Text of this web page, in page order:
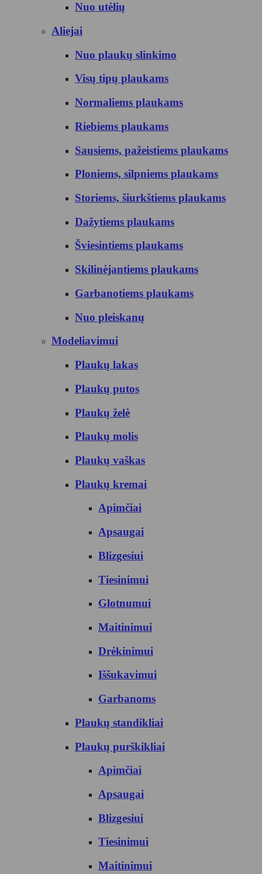
Nuo utėlių
Aliejai
Nuo plaukų slinkimo
Visų tipų plaukams
Normaliems plaukams
Riebiems plaukams
Sausiems, pažeistiems plaukams
Ploniems, silpniems plaukams
Storiems, šiurkštiems plaukams
Dažytiems plaukams
Šviesintiems plaukams
Skilinėjantiems plaukams
Garbanotiems plaukams
Nuo pleiskanų
Modeliavimui
Plaukų lakas
Plaukų putos
Plaukų želė
Plaukų molis
Plaukų vaškas
Plaukų kremai
Apimčiai
Apsaugai
Blizgesiui
Tiesinimui
Glotnumui
Maitinimui
Drėkinimui
Iššukavimui
Garbanoms
Plaukų standikliai
Plaukų purškikliai
Apimčiai
Apsaugai
Blizgesiui
Tiesinimui
Maitinimui